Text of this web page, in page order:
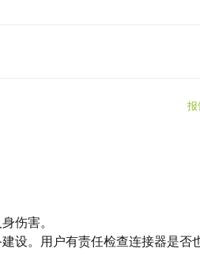
报
伤害。
设。用户有责任检查连接器是否